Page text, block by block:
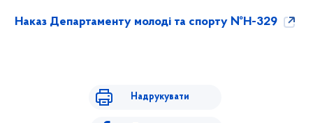
Наказ Департаменту молоді та спорту №Н-329
Надрукувати